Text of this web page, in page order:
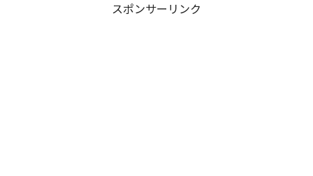
スポンサーリンク